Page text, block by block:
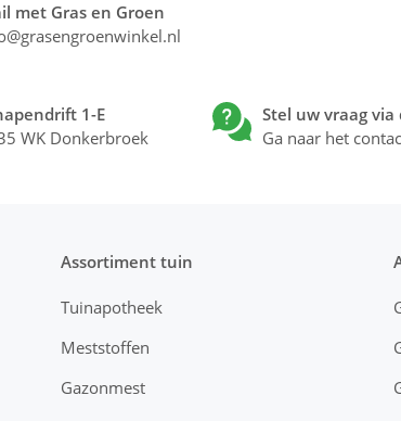
met Gras en Groen
1-E
WK Donkerbroek
Stel uw vraag via
Ga naar het
Assortiment tuin
Tuinapotheek
Meststoffen
Gazonmest